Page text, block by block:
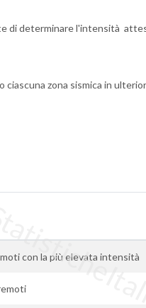
di determinare l'intensità
zona sismica in
con la più elevata intensità